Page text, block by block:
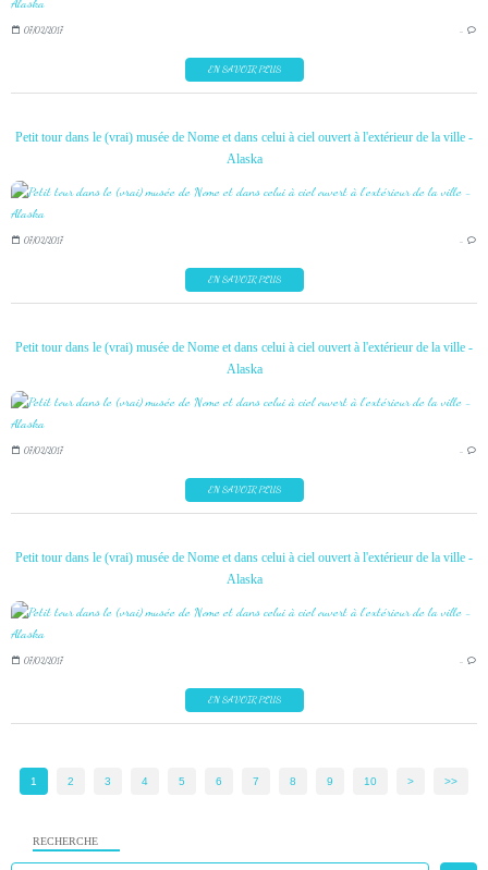
07/02/2017 …
EN SAVOIR PLUS
Petit tour dans le (vrai) musée de Nome et dans celui à ciel ouvert à l'extérieur de la ville -
Alaska
07/02/2017 …
EN SAVOIR PLUS
Petit tour dans le (vrai) musée de Nome et dans celui à ciel ouvert à l'extérieur de la ville -
Alaska
07/02/2017 …
EN SAVOIR PLUS
Petit tour dans le (vrai) musée de Nome et dans celui à ciel ouvert à l'extérieur de la ville -
Alaska
07/02/2017 …
EN SAVOIR PLUS
1 2 3 4 5 6 7 8 9 10 20
30
40
> >>
RECHERCHE